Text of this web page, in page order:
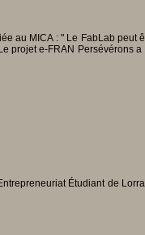
au MICA : " Le FabLab
e-FRAN
Étudiant de